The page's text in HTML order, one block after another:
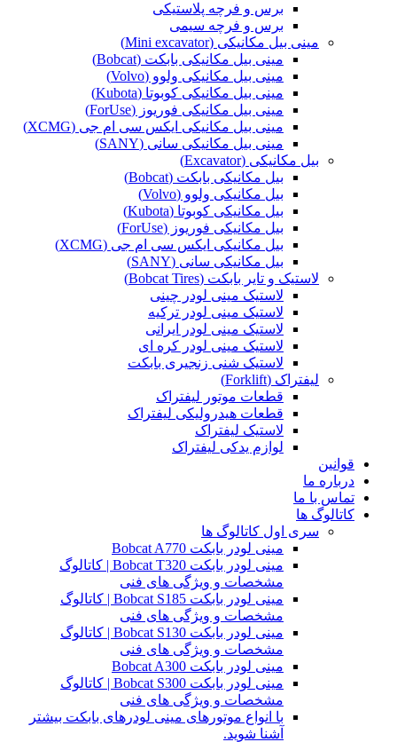
برس و فرچه پلاستیکی
برس و فرچه سیمی
مینی بیل مکانیکی (Mini excavator)
مینی بیل مکانیکی بابکت (Bobcat)
مینی بیل مکانیکی ولوو (Volvo)
مینی بیل مکانیکی کوبوتا (Kubota)
مینی بیل مکانیکی فوریوز (ForUse)
مینی بیل مکانیکی ایکس سی ام جی (XCMG)
مینی بیل مکانیکی سانی (SANY)
بیل مکانیکی (Excavator)
بیل مکانیکی بابکت (Bobcat)
بیل مکانیکی ولوو (Volvo)
بیل مکانیکی کوبوتا (Kubota)
بیل مکانیکی فوریوز (ForUse)
بیل مکانیکی ایکس سی ام جی (XCMG)
بیل مکانیکی سانی (SANY)
لاستیک و تایر بابکت (Bobcat Tires)
لاستیک مینی لودر چینی
لاستیک مینی لودر ترکیه
لاستیک مینی لودر ایرانی
لاستیک مینی لودر کره ای
لاستیک شنی زنجیری بابکت
لیفتراک (Forklift)
قطعات موتور لیفتراک
قطعات هیدرولیکی لیفتراک
لاستیک لیفتراک
لوازم یدکی لیفتراک
قوانین
درباره ما
تماس با ما
کاتالوگ ها
سری اول کاتالوگ ها
مینی لودر بابکت Bobcat A770
مینی لودر بابکت Bobcat T320 | کاتالوگ
مشخصات و ویژگی های فنی
مینی لودر بابکت Bobcat S185 | کاتالوگ
مشخصات و ویژگی های فنی
مینی لودر بابکت Bobcat S130 | کاتالوگ
مشخصات و ویژگی های فنی
مینی لودر بابکت Bobcat A300
مینی لودر بابکت Bobcat S300 | کاتالوگ
مشخصات و ویژگی های فنی
با انواع موتورهای مینی لودرهای بابکت بیشتر
آشنا شوید.